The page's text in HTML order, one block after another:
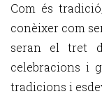
Com és
conèixer com
seran el tret
celebracions i
tradicions i